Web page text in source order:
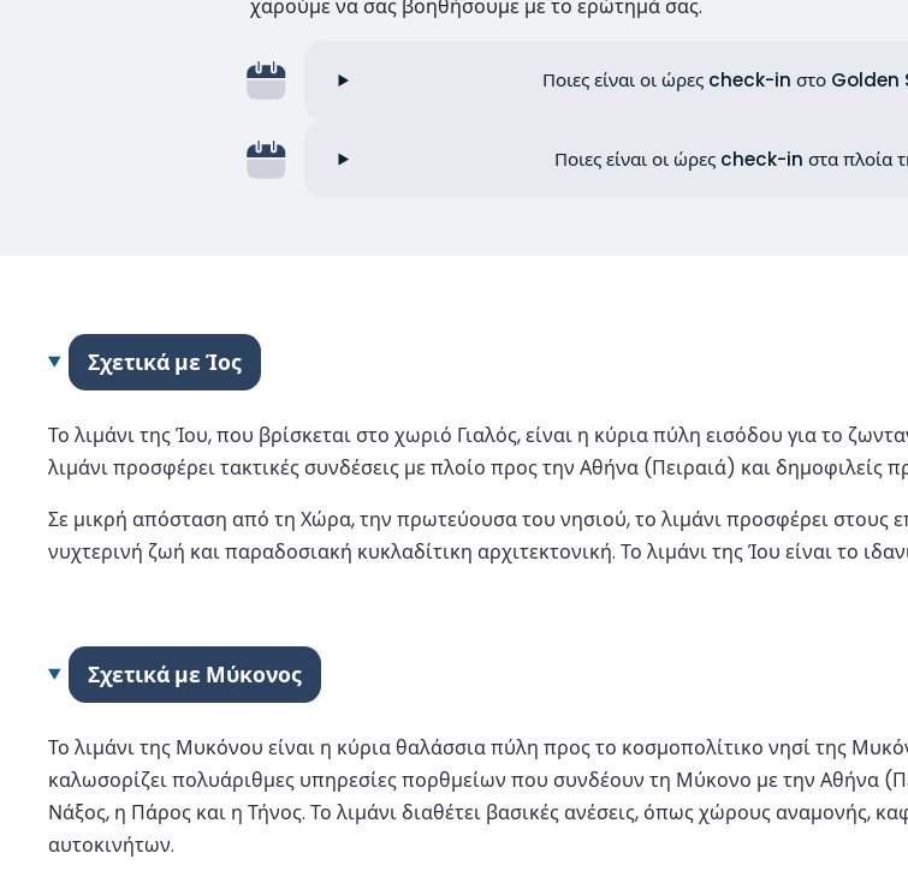
χαρούμε να σας βοηθήσουμε με το ερώτημά σας.
Ποιες είναι οι ώρες check-in στο
Ποιες είναι οι ώρες check-in στα
Σχετικά με Ίος
Το λιμάνι της Ίου, που βρίσκεται στο χωριό Γιαλός, είναι η κύρια πύλη εισόδου για το
λιμάνι προσφέρει τακτικές συνδέσεις με πλοίο προς την Αθήνα (Πειραιά) και
Σε μικρή απόσταση από τη Χώρα, την πρωτεύουσα του νησιού, το λιμάνι προσφέρει στους
νυχτερινή ζωή και παραδοσιακή κυκλαδίτικη αρχιτεκτονική. Το λιμάνι της Ίου είναι το
Σχετικά με Μύκονος
Το λιμάνι της Μυκόνου είναι η κύρια θαλάσσια πύλη προς το κοσμοπολίτικο νησί της
καλωσορίζει πολυάριθμες υπηρεσίες πορθμείων που συνδέουν τη Μύκονο με την Αθήνα
Νάξος, η Πάρος και η Τήνος. Το λιμάνι διαθέτει βασικές ανέσεις, όπως χώρους αναμονής,
αυτοκινήτων.